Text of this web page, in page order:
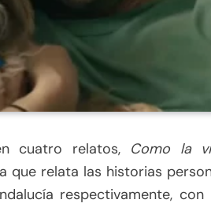
cuatro relatos, Como la
que relata las historias
respectivamente,